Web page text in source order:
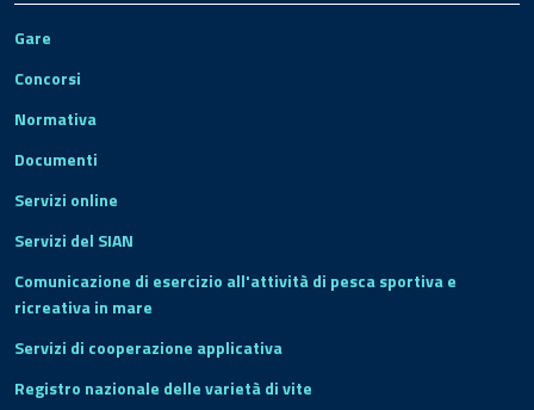
Gare
Concorsi
Normativa
Documenti
Servizi online
Servizi del SIAN
Comunicazione di esercizio all'attività di pesca sportiva e
ricreativa in mare
Servizi di cooperazione applicativa
Registro nazionale delle varietà di vite